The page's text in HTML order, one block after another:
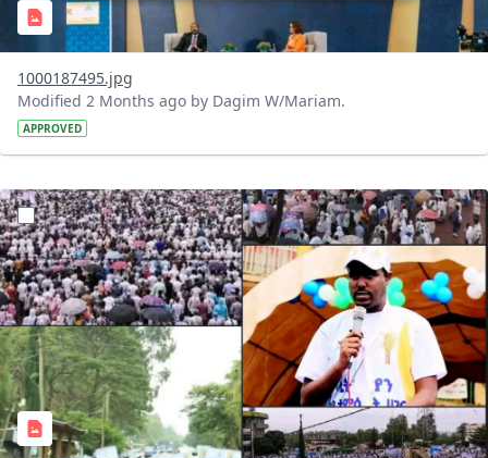
1000187495.jpg
Modified 2 Months ago by Dagim W/Mariam.
APPROVED
?version=1.0&t=1778427798928&imageThumbnail=1